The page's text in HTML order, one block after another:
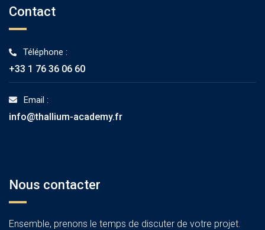
Contact
Téléphone :
+33 1 76 36 06 60
Email :
info@thallium-academy.fr
Nous contacter
Ensemble, prenons le temps de discuter de votre projet.